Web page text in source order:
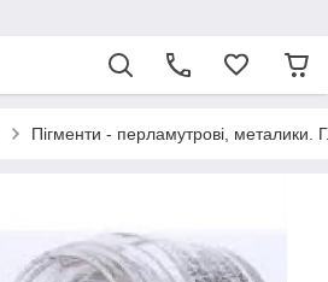
Пігменти - перламутрові, металики.